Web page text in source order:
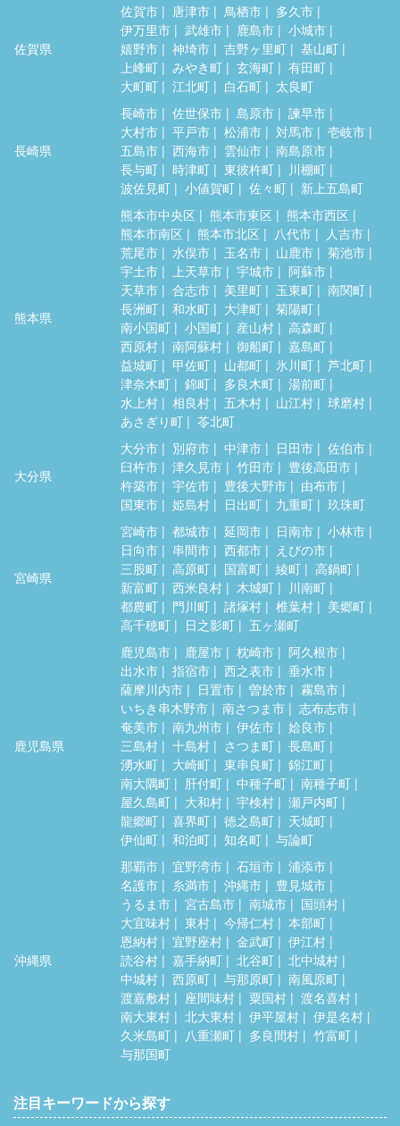
佐賀県
佐賀市 唐津市 鳥栖市
多久市
伊万里市
武雄市 鹿島市
小城市
嬉野市
神埼市 吉野ヶ里町
基山町
上峰町
みやき町 玄海町
有田町
大町町
江北町 白石町 太良町
長崎県
長崎市 佐世保市 島原市
諫早市
大村市
平戸市 松浦市 対馬市
壱岐市
五島市
西海市 雲仙市
南島原市
長与町
時津町 東彼杵町
川棚町
波佐見町
小値賀町 佐々町 新上五島町
熊本県
熊本市中央区 熊本市東区
熊本市西区
熊本市南区
熊本市北区 八代市
人吉市
荒尾市
水俣市 玉名市 山鹿市
菊池市
宇土市
上天草市 宇城市
阿蘇市
天草市
合志市 美里町 玉東町
南関町
長洲町
和水町 大津町
菊陽町
南小国町
小国町 産山村
高森町
西原村
南阿蘇村 御船町
嘉島町
益城町
甲佐町 山都町 氷川町
芦北町
津奈木町
錦町 多良木町
湯前町
水上村
相良村 五木村 山江村
球磨村
あさぎり町
苓北町
大分県
大分市 別府市 中津市 日田市
佐伯市
臼杵市
津久見市 竹田市
豊後高田市
杵築市
宇佐市 豊後大野市
由布市
国東市
姫島村 日出町 九重町 玖珠町
宮崎県
宮崎市 都城市 延岡市 日南市
小林市
日向市
串間市 西都市
えびの市
三股町
高原町 国富町 綾町
高鍋町
新富町
西米良村 木城町
川南町
都農町
門川町 諸塚村 椎葉村
美郷町
高千穂町
日之影町 五ヶ瀬町
鹿児島県
鹿児島市 鹿屋市 枕崎市
阿久根市
出水市
指宿市 西之表市
垂水市
薩摩川内市
日置市 曽於市
霧島市
いちき串木野市
南さつま市
志布志市
奄美市
南九州市 伊佐市
姶良市
三島村
十島村 さつま町
長島町
湧水町
大崎町 東串良町
錦江町
南大隅町
肝付町 中種子町
南種子町
屋久島町
大和村 宇検村
瀬戸内町
龍郷町
喜界町 徳之島町
天城町
伊仙町
和泊町 知名町 与論町
沖縄県
那覇市 宜野湾市 石垣市
浦添市
名護市
糸満市 沖縄市
豊見城市
うるま市
宮古島市 南城市
国頭村
大宜味村
東村 今帰仁村
本部町
恩納村
宜野座村 金武町
伊江村
読谷村
嘉手納町 北谷町
北中城村
中城村
西原町 与那原町
南風原町
渡嘉敷村
座間味村 粟国村
渡名喜村
南大東村
北大東村 伊平屋村
伊是名村
久米島町
八重瀬町 多良間村
竹富町
与那国町
注目キーワードから探す